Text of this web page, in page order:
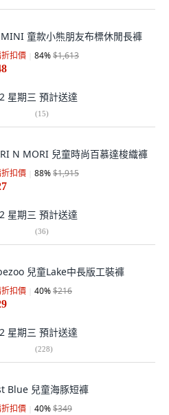
童款小熊朋友布標休閒長褲
扣價 84%$1,613
星期三 預計送達
(15)
N MORI 兒童時尚百慕達梭織褲
扣價 88%$1,915
星期三 預計送達
(36)
兒童Lake中長版工裝褲
扣價 40%$216
星期三 預計送達
(228)
Blue 兒童海豚短褲
扣價 40%$349